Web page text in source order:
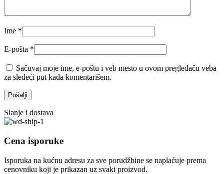
Ime *
E-pošta *
Sačuvaj moje ime, e-poštu i veb mesto u ovom pregledaču veba
za sledeći put kada komentarišem.
Slanje i dostava
Cena isporuke
Isporuka na kućnu adresu za sve porudžbine se naplaćuje prema
cenovniku koji je prikazan uz svaki proizvod.